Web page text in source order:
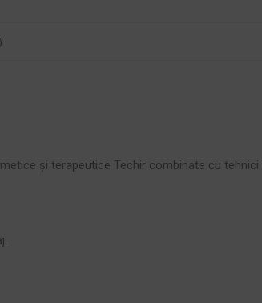
și terapeutice Techir combinate cu